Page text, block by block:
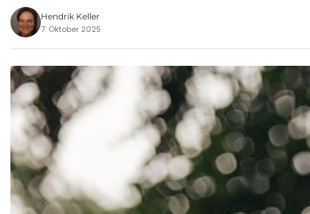
Hendrik Keller
7. Oktober 2025